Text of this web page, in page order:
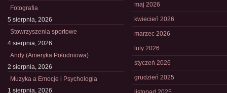
Fotografia
5 sierpnia, 2026
Stowrzyszenia sportowe
4 sierpnia, 2026
Andy (Ameryka Południowa)
2 sierpnia, 2026
Muzyka a Emocje i Psychologia
1 sierpnia, 2026
maj 2026
kwiecień 2026
marzec 2026
luty 2026
styczeń 2026
grudzień 2025